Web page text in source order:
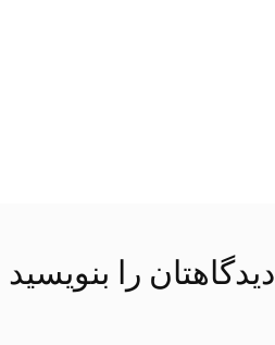
دیدگاهتان را بنویسید